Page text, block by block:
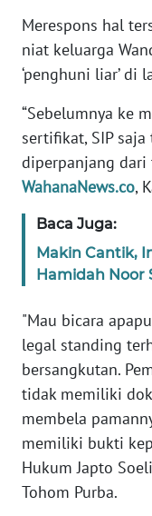
Merespons hal
niat keluarga
‘penghuni liar’ di
“Sebelumnya ke
sertifikat, SIP
diperpanjang dari
WahanaNews.co,
Baca Juga:
Makin Cantik,
Hamidah Noor
"Mau bicara
legal standing
bersangkutan.
tidak memiliki
membela
memiliki bukti
Hukum Japto
Tohom Purba.
MEDIA
SIBER
KARIR
DISCLAIMER
Wahana
Regional
WN
JAKARTA
WN
JABAR